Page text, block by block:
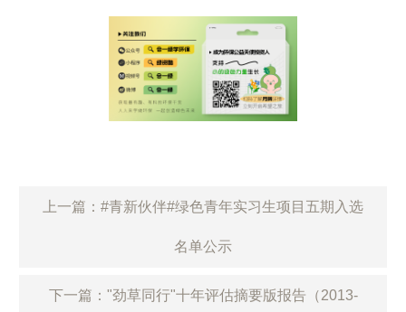
上一篇：#青新伙伴#绿色青年实习生项目五期入选
名单公示
下一篇："劲草同行"十年评估摘要版报告（2013-